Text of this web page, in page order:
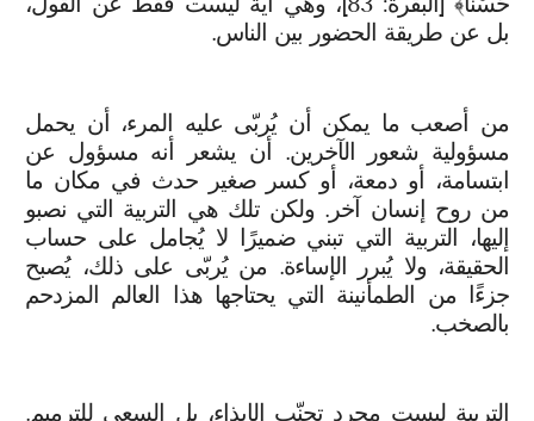
بل عن طريقة الحضور بين الناس.
من أصعب ما يمكن أن يُربّى عليه المرء، أن يحمل
مسؤولية شعور الآخرين. أن يشعر أنه مسؤول عن
ابتسامة، أو دمعة، أو كسر صغير حدث في مكان ما
من روح إنسان آخر. ولكن تلك هي التربية التي نصبو
إليها، التربية التي تبني ضميرًا لا يُجامل على حساب
الحقيقة، ولا يُبرر الإساءة. من يُربّى على ذلك، يُصبح
جزءًا من الطمأنينة التي يحتاجها هذا العالم المزدحم
بالصخب.
التربية ليست مجرد تجنّب الإيذاء، بل السعي للترميم.